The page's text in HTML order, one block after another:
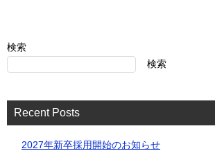
検索
検索
Recent Posts
2027年新卒採用開始のお知らせ